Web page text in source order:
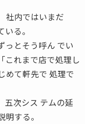
社内ではいまだ
る。
っとそう呼ん でい
これまで店で処理し
めて軒先で 処理で
五次シス テムの延
する。